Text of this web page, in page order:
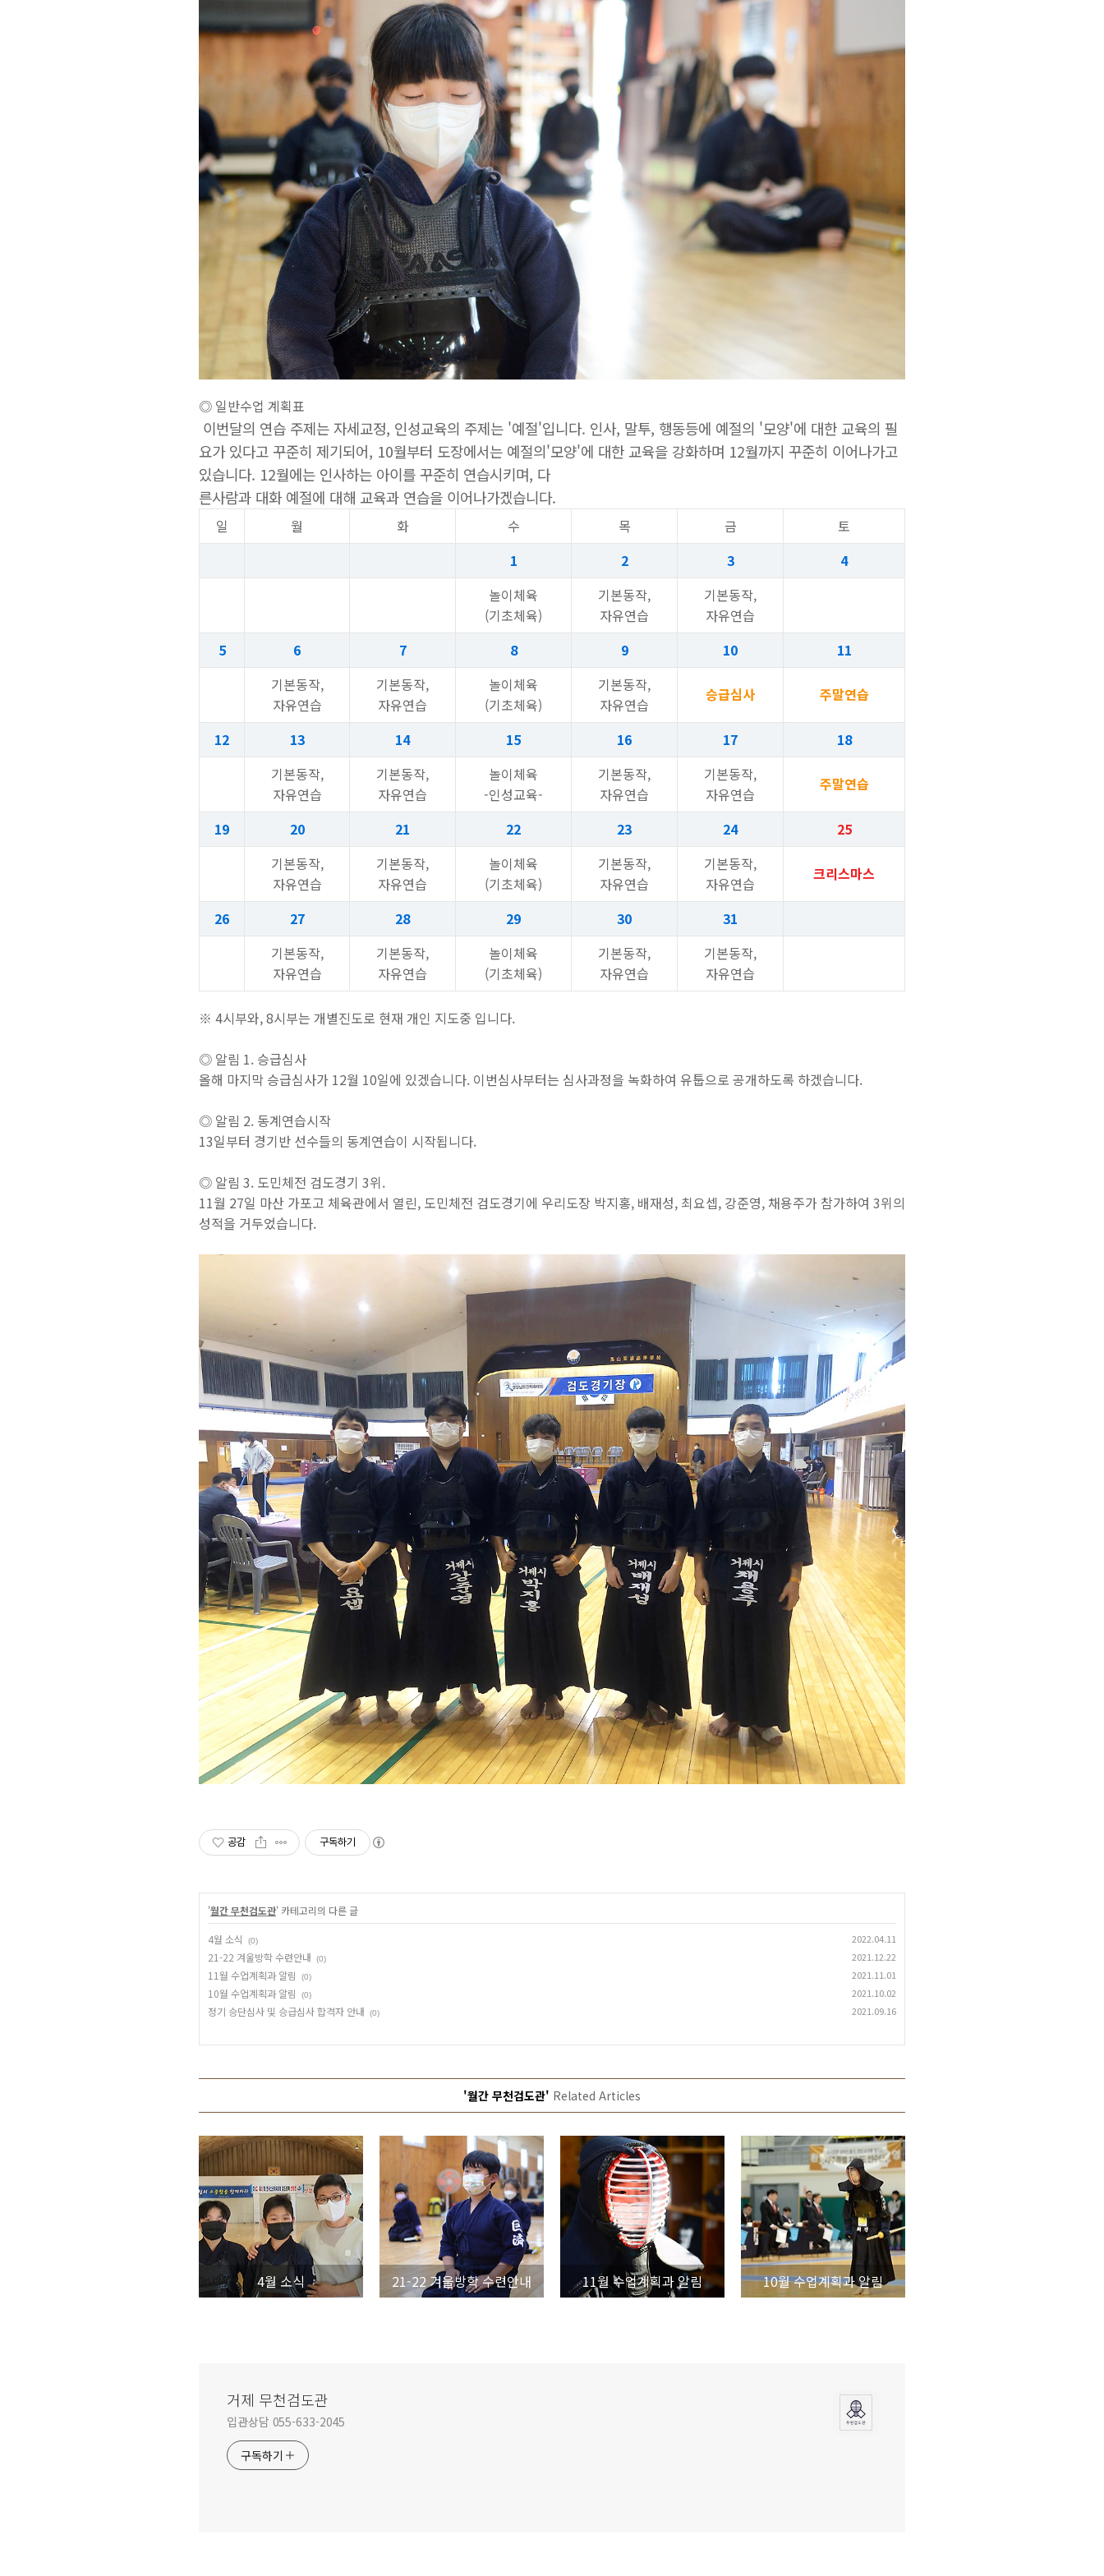
◎ 일반수업 계획표
이번달의 연습 주제는 자세교정, 인성교육의 주제는 '예절'입니다. 인사, 말투, 행동등에 예절의 '모양'에 대한 교육의 필
요가 있다고 꾸준히 제기되어, 10월부터 도장에서는 예절의'모양'에 대한 교육을 강화하며 12월까지 꾸준히 이어나가고
있습니다. 12월에는 인사하는 아이를 꾸준히 연습시키며, 다
른사람과 대화 예절에 대해 교육과 연습을 이어나가겠습니다.
일 월 화 수 목 금
토
1
2 3
4
놀이체육
(기초체육)
기본동작,
자유연습
기본동작,
자유연습
5
6 7 8 9 10
11
기본동작,
자유연습
기본동작,
자유연습
놀이체육
(기초체육)
기본동작,
자유연습
승급심사 주말연습
12 13 14 15 16 17
18
기본동작,
자유연습
기본동작,
자유연습
놀이체육
-인성교육-
기본동작,
자유연습
기본동작,
자유연습
주말연습
19 20 21 22 23 24
25
기본동작,
자유연습
기본동작,
자유연습
놀이체육
(기초체육)
기본동작,
자유연습
기본동작,
자유연습
크리스마스
26 27 28 29 30
31
기본동작,
자유연습
기본동작,
자유연습
놀이체육
(기초체육)
기본동작,
자유연습
기본동작,
자유연습
※ 4시부와, 8시부는 개별진도로 현재 개인 지도중 입니다.
◎ 알림 1. 승급심사
올해 마지막 승급심사가 12월 10일에 있겠습니다. 이번심사부터는 심사과정을 녹화하여 유툽으로 공개하도록 하겠습니다.
◎ 알림 2. 동계연습시작
13일부터 경기반 선수들의 동계연습이 시작됩니다.
◎ 알림 3. 도민체전 검도경기 3위.
11월 27일 마산 가포고 체육관에서 열린, 도민체전 검도경기에 우리도장 박지홍, 배재성, 최요셉, 강준영, 채용주가 참가하여 3위의
성적을 거두었습니다.
공감 구독하기
'월간 무천검도관' 카테고리의 다른 글
4월 소식 (0) 2022.04.11
21-22 겨울방학 수련안내 (0) 2021.12.22
11월 수업계획과 알림 (0) 2021.11.01
10월 수업계획과 알림 (0) 2021.10.02
정기 승단심사 및 승급심사 합격자 안내 (0) 2021.09.16
'월간 무천검도관' Related Articles
4월 소식 21-22 겨울방학 수련안내 11월 수업계획과 알림 10월 수업계획과 알림
거제 무천검도관
입관상담 055-633-2045
구독하기